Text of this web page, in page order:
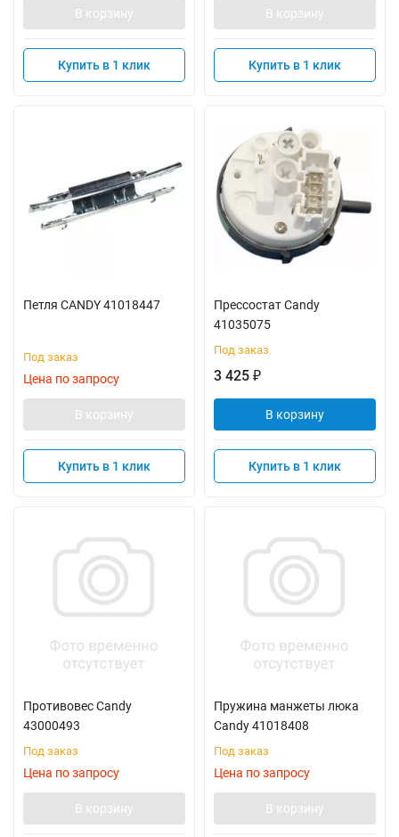
В корзину
Купить в 1 клик
В корзину
Купить в 1 клик
Петля CANDY 41018447
Под заказ
Цена по запросу
В корзину
Купить в 1 клик
Прессостат Candy
41035075
Под заказ
3 425 ₽
В корзину
Купить в 1 клик
Противовес Candy
43000493
Под заказ
Цена по запросу
В корзину
Пружина манжеты люка
Candy 41018408
Под заказ
Цена по запросу
В корзину